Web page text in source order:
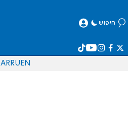
חיפוש
EN
RU
AR